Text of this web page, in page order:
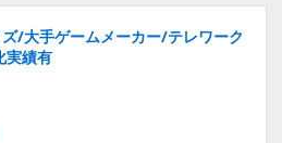
/大手ゲームメーカー/テレワーク
実績有